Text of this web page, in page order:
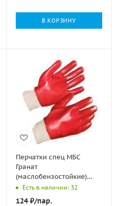
В КОРЗИНУ
Перчатки спец МБС
Гранат
(маслобензостойкие)
красные 12/120
Есть в наличии: 32
124₽/пар.